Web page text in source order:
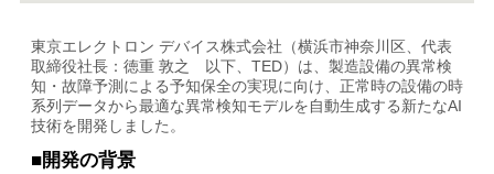
東京エレクトロン デバイス株式会社（横浜市神奈川区、代表
取締役社長：徳重 敦之 以下、TED）は、製造設備の異常検
知・故障予測による予知保全の実現に向け、正常時の設備の時
系列データから最適な異常検知モデルを自動生成する新たなAI
技術を開発しました。
■開発の背景